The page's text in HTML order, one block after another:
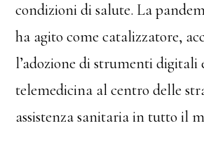
condizioni di salute. La
ha agito come catalizzatore,
l’adozione di strumenti digitali
telemedicina al centro delle
assistenza sanitaria in tutto il